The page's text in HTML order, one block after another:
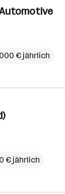
€ jährlich
€ jährlich